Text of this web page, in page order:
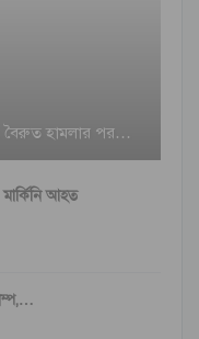
বৈরুত হামলার পর…
আহত